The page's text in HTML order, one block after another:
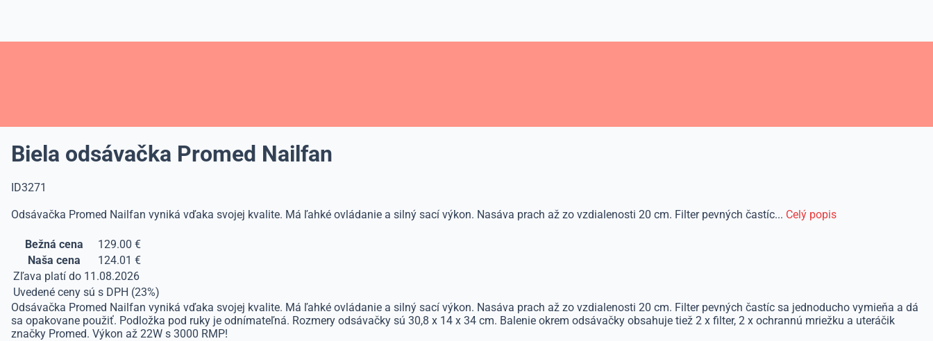
Biela odsávačka Promed Nailfan
ID3271
Odsávačka Promed Nailfan vyniká vďaka svojej kvalite. Má ľahké ovládanie a silný sací výkon. Nasáva prach až zo vzdialenosti 20 cm. Filter pevných častíc... Celý popis
Bežná cena
129.00 €
Naša cena
124.01 €
Zľava platí do 11.08.2026
Uvedené ceny sú s DPH (23%)
Odsávačka Promed Nailfan vyniká vďaka svojej kvalite. Má ľahké ovládanie a silný sací výkon. Nasáva prach až zo vzdialenosti 20 cm. Filter pevných častíc sa jednoducho vymieňa a dá
sa opakovane použiť. Podložka pod ruky je odnímateľná. Rozmery odsávačky sú 30,8 x 14 x 34 cm. Balenie okrem odsávačky obsahuje tiež 2 x filter, 2 x ochrannú mriežku a uteráčik
značky Promed. Výkon až 22W s 3000 RMP!